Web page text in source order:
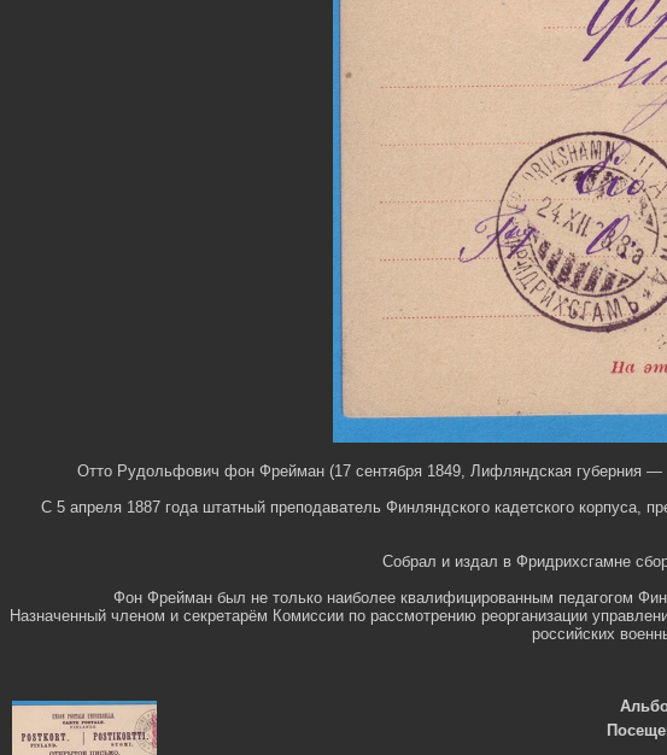
Отто Рудольфович фон Фрейман (17 сентября 1849, Лифляндская губерния —
С 5 апреля 1887 года штатный преподаватель Финляндского кадетского
Собрал и издал в Фридрихсгамне
Фон Фрейман был не только наиболее квалифицированным педагогом
Назначенный членом и секретарём Комиссии по рассмотрению реорганизации
российских